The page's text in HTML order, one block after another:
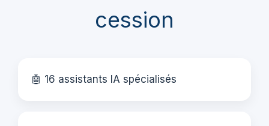
cession
🤖 16 assistants IA spécialisés